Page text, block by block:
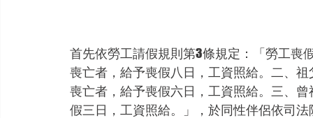
首先依勞工請假規則第3條規定：「勞工喪
喪亡者，給予喪假八日，工資照給。二、
喪亡者，給予喪假六日，工資照給。三、
假三日，工資照給。」，於同性伴侶依司